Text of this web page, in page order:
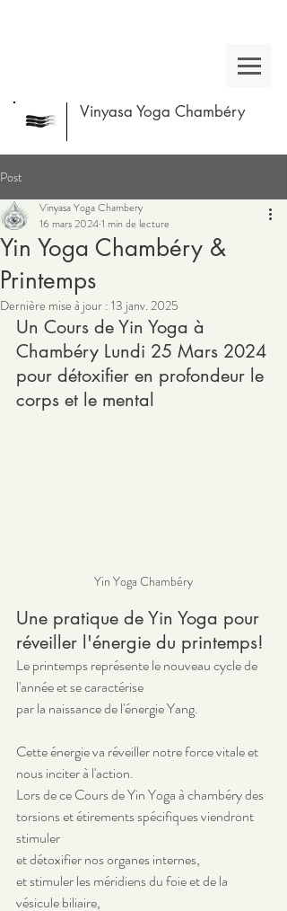
Vinyasa Yoga Chambéry
Post
Yin Yoga Chambéry &
Printemps
Vinyasa Yoga Chambery
16 mars 20241 min de lecture
Dernière mise à jour : 13 janv. 2025
Un Cours de Yin Yoga à
Chambéry Lundi 25 Mars 2024
pour détoxifier en profondeur le
corps et le mental
Yin Yoga Chambéry
Une pratique de Yin Yoga pour
réveiller l'énergie du printemps!
Le printemps représente le nouveau cycle de
l'année et se caractérise
par la naissance de l'énergie Yang.
Cette énergie va réveiller notre force vitale et
nous inciter à l'action.
Lors de ce Cours de Yin Yoga à chambéry des
torsions et étirements spécifiques viendront
stimuler
et détoxifier nos organes internes,
et stimuler les méridiens du foie et de la
vésicule biliaire,